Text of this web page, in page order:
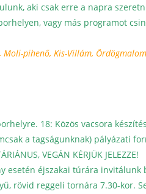
aki csak erre a napra
vagy más programot
Moli-pihenő, Kis-Villám,
18: Közös vacsora
a tagságunknak) pályázati
VEGÁN KÉRJÜK JELEZZE!
esetén éjszakai túrára invitálunk
rövid reggeli tornára 7.30-kor.